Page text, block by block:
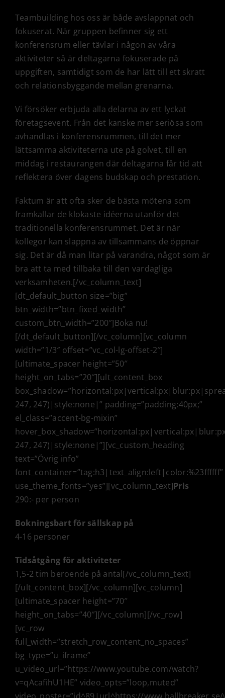
Teambuilding hos oss är både avslappnat och
fokuserat. När gruppen befinner sig ett
konferensrum eller tävlar i någon av våra
aktiviteter så är deltagarna fokuserade på
uppgiften, samtidigt som de har lätt till ett skratt
och relationsbyggande mellan grenarna.
Vi försöker erbjuda alla delarna av ett lyckat
företagsevent. Från det kanske mer seriösa som
avhandlas i konferensrummen, till det mer
lättsamma aktiviteterna ute på golvet, till en
middag i restaurangen där deltagarna får tid att
reflektera över dagens budskap och prestation.
Faktum är att ofta sker de bästa mötena som
framkallar de klokaste idéerna utanför det
traditionella konferensrummet. Det är när
kollegor kan slappna av tillsammans de öppnar
sig. Det är då man litar på varandra, något som är
bra att ta med tillbaka till den vardagliga
verksamheten.[/vc_column_text]
[dt_default_button size=”big”
btn_width=”btn_fixed_width”
custom_btn_width=”200″]Boka nu!
[/dt_default_button][/vc_column][vc_column
width=”1/3″ offset=”vc_col-lg-offset-2″]
[ultimate_spacer height=”50″
height_on_tabs=”20″][ult_content_box
247, 247)|style:none|” padding=”padding:40px;”
el_class=”accent-bg-mixin”
247, 247)|style:none|”][vc_custom_heading
text=”Övrig info”
font_container=”tag:h3|text_align:left|color:%23ffffff”
use_theme_fonts=”yes”][vc_column_text]Pris
290:- per person
Bokningsbart för sällskap på
4-16 personer
Tidsåtgång för aktiviteter
1,5-2 tim beroende på antal[/vc_column_text]
[/ult_content_box][/vc_column][vc_column]
[ultimate_spacer height=”70″
height_on_tabs=”40″][/vc_column][/vc_row]
[vc_row
full_width=”stretch_row_content_no_spaces”
bg_type=”u_iframe”
u_video_url=”https://www.youtube.com/watch?
v=qAcafihU1HE” video_opts=”loop,muted”